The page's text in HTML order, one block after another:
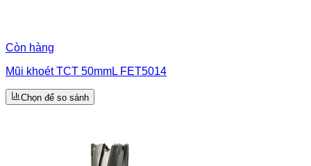
Còn hàng
Mũi khoét TCT 50mmL FET5014
Chọn để so sánh